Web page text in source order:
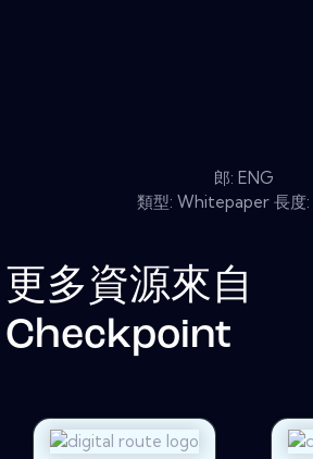
郎: ENG
類型: Whitepaper 長度
更多資源來自
Checkpoint